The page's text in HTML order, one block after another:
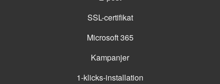
SSL-certifikat
Microsoft 365
Kampanjer
1-klicks-installation